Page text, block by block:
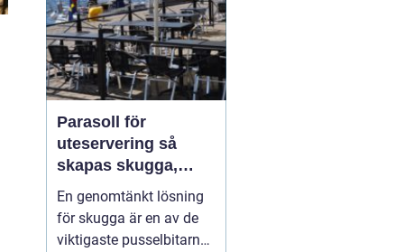
Parasoll för
uteservering så
skapas skugga,
komfort och
lönsamma platser
En genomtänkt lösning
för skugga är en av de
viktigaste pusselbitarna